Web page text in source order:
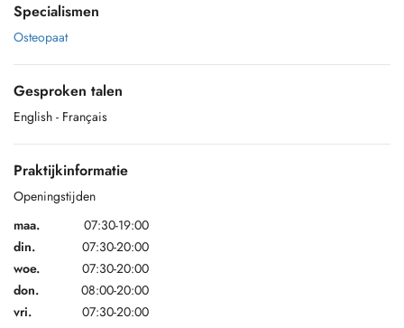
Specialismen
Osteopaat
Gesproken talen
English - Français
Praktijkinformatie
Openingstijden
maa.
07:30-19:00
din.
07:30-20:00
woe.
07:30-20:00
don.
08:00-20:00
vri.
07:30-20:00